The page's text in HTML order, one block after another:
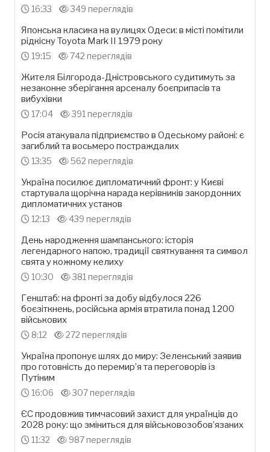
16:33 349 переглядів
Японська класика на вулицях Одеси: в місті помітили
рідкісну Toyota Mark II 1979 року
19:15 742 переглядів
Жителя Білгорода-Дністровського судитимуть за
незаконне зберігання арсеналу боєприпасів та
вибухівки
17:04 391 переглядів
Росія атакувала підприємство в Одеському районі: є
загиблий та восьмеро постраждалих
13:35 562 переглядів
Україна посилює дипломатичний фронт: у Києві
стартувала щорічна нарада керівників закордонних
дипломатичних установ
12:13 439 переглядів
День народження шампанського: історія
легендарного напою, традиції святкування та символ
свята у кожному келиху
10:30 381 переглядів
Генштаб: на фронті за добу відбулося 226
боєзіткнень, російська армія втратила понад 1200
військових
8:12 272 переглядів
Україна пропонує шлях до миру: Зеленський заявив
про готовність до перемир’я та переговорів із
Путіним
16:06 307 переглядів
ЄС продовжив тимчасовий захист для українців до
2028 року: що зміниться для військовозобов’язаних
11:32 987 переглядів